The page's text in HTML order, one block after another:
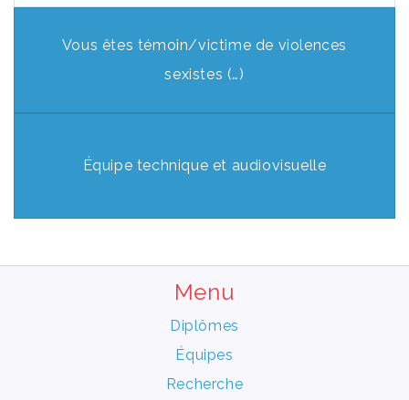
Vous êtes témoin/victime de violences
sexistes (…)
Équipe technique et audiovisuelle
Menu
Diplômes
Équipes
Recherche